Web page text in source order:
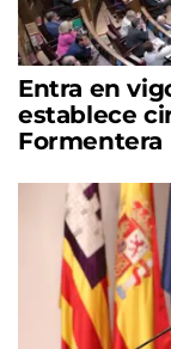
Entra en
establece
Formentera